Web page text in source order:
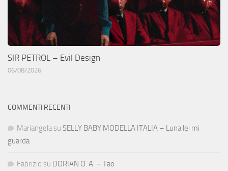
SIR PETROL – Evil Design
06/08/2026
COMMENTI RECENTI
Mariangela su SELLY BABY MODELLA ITALIA – Luna lei mi
guarda
Fabrizio su DORIAN O. A. – Tao